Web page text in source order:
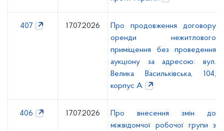
407 17.07.2026
Про продовження договору
оренди нежитлового
приміщення без проведення
аукціону за адресою: вул.
Велика Васильківська, 104,
корпус А
406 17.07.2026
Про внесення змін до
міжвідомчої робочої групи з